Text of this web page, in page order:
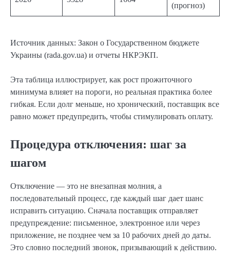
(прогноз)
Источник данных: Закон о Государственном бюджете
Украины (rada.gov.ua) и отчеты НКРЭКП.
Эта таблица иллюстрирует, как рост прожиточного
минимума влияет на пороги, но реальная практика более
гибкая. Если долг меньше, но хронический, поставщик все
равно может предупредить, чтобы стимулировать оплату.
Процедура отключения: шаг за
шагом
Отключение — это не внезапная молния, а
последовательный процесс, где каждый шаг дает шанс
исправить ситуацию. Сначала поставщик отправляет
предупреждение: письменное, электронное или через
приложение, не позднее чем за 10 рабочих дней до даты.
Это словно последний звонок, призывающий к действию.